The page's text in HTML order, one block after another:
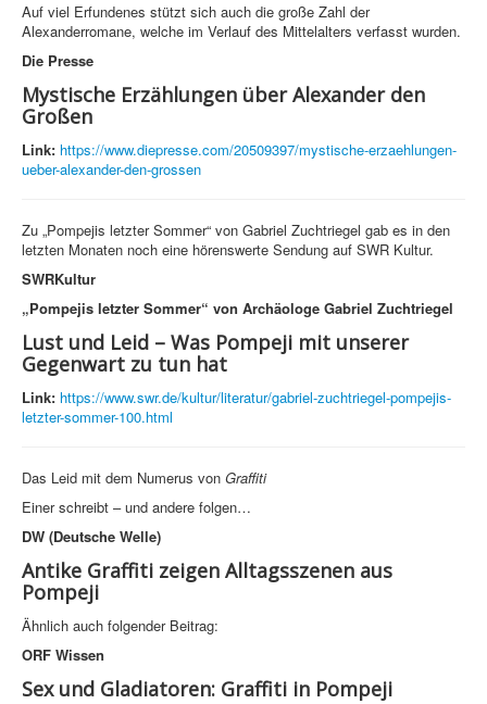
Auf viel Erfundenes stützt sich auch die große Zahl der
Alexanderromane, welche im Verlauf des Mittelalters verfasst wurden.
Die Presse
Mystische Erzählungen über Alexander den
Großen
Link: https://www.diepresse.com/20509397/mystische-erzaehlungen-
ueber-alexander-den-grossen
Zu „Pompejis letzter Sommer“ von Gabriel Zuchtriegel gab es in den
letzten Monaten noch eine hörenswerte Sendung auf SWR Kultur.
SWRKultur
„Pompejis letzter Sommer“ von Archäologe Gabriel Zuchtriegel
Lust und Leid – Was Pompeji mit unserer
Gegenwart zu tun hat
Link: https://www.swr.de/kultur/literatur/gabriel-zuchtriegel-pompejis-
letzter-sommer-100.html
Das Leid mit dem Numerus von Graffiti
Einer schreibt – und andere folgen…
DW (Deutsche Welle)
Antike Graffiti zeigen Alltagsszenen aus
Pompeji
Ähnlich auch folgender Beitrag:
ORF Wissen
Sex und Gladiatoren: Graffiti in Pompeji